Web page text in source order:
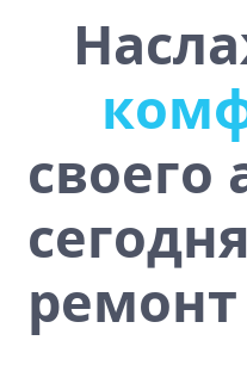
усточ
своего
ремонт